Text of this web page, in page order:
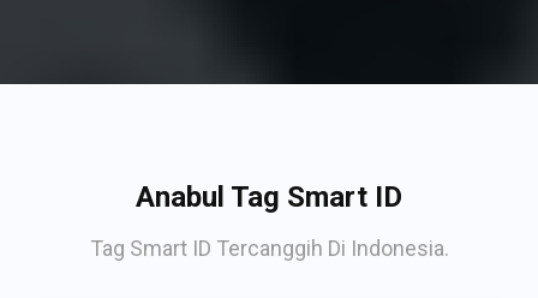
Anabul Tag Smart ID
Tag Smart ID Tercanggih Di Indonesia.